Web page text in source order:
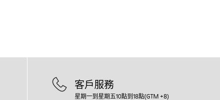
客戶服務
星期一到星期五10點到18點(GTM +8)